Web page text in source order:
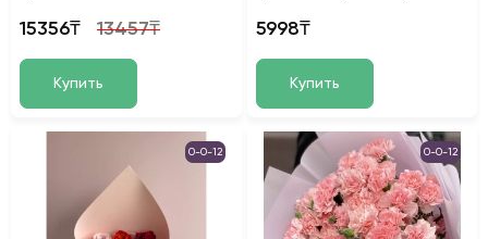
15356₸ 13457₸
Купить
5998₸
Купить
0-0-12 0-0-12